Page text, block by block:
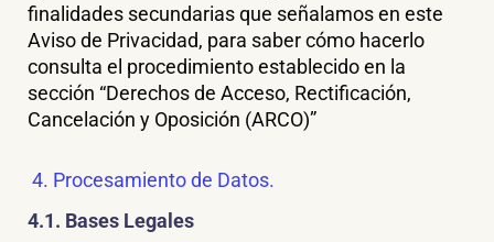
finalidades secundarias que señalamos en este
Aviso de Privacidad, para saber cómo hacerlo
consulta el procedimiento establecido en la
sección “Derechos de Acceso, Rectificación,
Cancelación y Oposición (ARCO)”
4. Procesamiento de Datos.
4.1. Bases Legales